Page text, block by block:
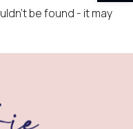
be found - it may